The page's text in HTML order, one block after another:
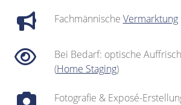
Fachmännische Vermarktung
Bei Bedarf: optische
(Home Staging)
Fotografie & Exposé-